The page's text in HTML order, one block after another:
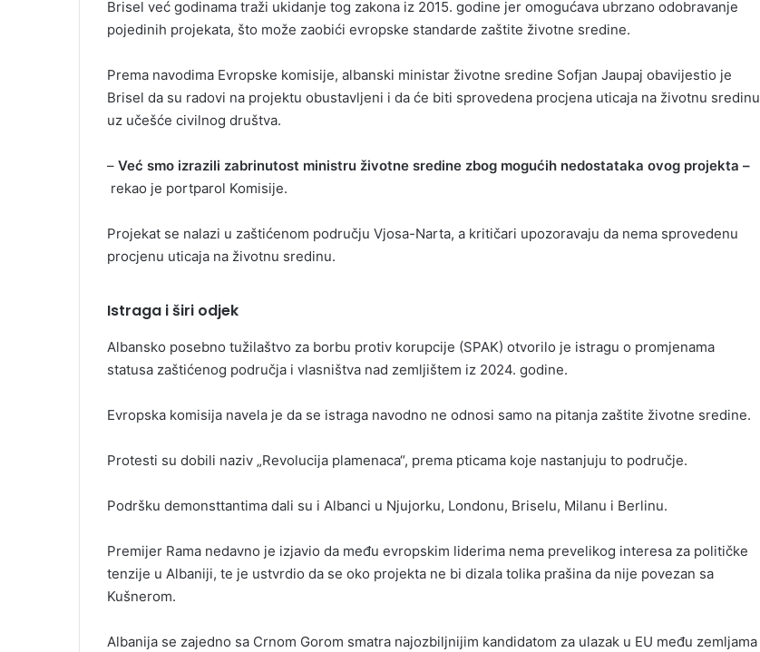
Brisel već godinama traži ukidanje tog zakona iz 2015. godine jer omogućava ubrzano odobravanje
pojedinih projekata, što može zaobići evropske standarde zaštite životne sredine.
Prema navodima Evropske komisije, albanski ministar životne sredine Sofjan Jaupaj obavijestio je
Brisel da su radovi na projektu obustavljeni i da će biti sprovedena procjena uticaja na životnu sredinu
uz učešće civilnog društva.
– Već smo izrazili zabrinutost ministru životne sredine zbog mogućih nedostataka ovog projekta –
rekao je portparol Komisije.
Projekat se nalazi u zaštićenom području Vjosa-Narta, a kritičari upozoravaju da nema sprovedenu
procjenu uticaja na životnu sredinu.
Istraga i širi odjek
Albansko posebno tužilaštvo za borbu protiv korupcije (SPAK) otvorilo je istragu o promjenama
statusa zaštićenog područja i vlasništva nad zemljištem iz 2024. godine.
Evropska komisija navela je da se istraga navodno ne odnosi samo na pitanja zaštite životne sredine.
Protesti su dobili naziv „Revolucija plamenaca“, prema pticama koje nastanjuju to područje.
Podršku demonsttantima dali su i Albanci u Njujorku, Londonu, Briselu, Milanu i Berlinu.
Premijer Rama nedavno je izjavio da među evropskim liderima nema prevelikog interesa za političke
tenzije u Albaniji, te je ustvrdio da se oko projekta ne bi dizala tolika prašina da nije povezan sa
Kušnerom.
Albanija se zajedno sa Crnom Gorom smatra najozbiljnijim kandidatom za ulazak u EU među zemljama